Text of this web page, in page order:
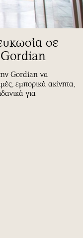
σε
Gordian
Gordian να
εμπορικά ακίνητα,
για